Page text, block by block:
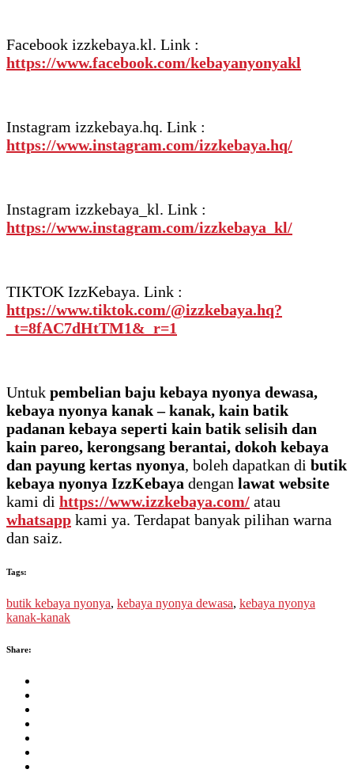
Facebook izzkebaya.kl. Link :
https://www.facebook.com/kebayanyonyakl
Instagram izzkebaya.hq. Link :
https://www.instagram.com/izzkebaya.hq/
Instagram izzkebaya_kl. Link :
https://www.instagram.com/izzkebaya_kl/
TIKTOK IzzKebaya. Link :
https://www.tiktok.com/@izzkebaya.hq?
_t=8fAC7dHtTM1&_r=1
Untuk pembelian baju kebaya nyonya dewasa,
kebaya nyonya kanak – kanak, kain batik
padanan kebaya seperti kain batik selisih dan
kain pareo, kerongsang berantai, dokoh kebaya
dan payung kertas nyonya, boleh dapatkan di butik
kebaya nyonya IzzKebaya dengan lawat website
kami di https://www.izzkebaya.com/ atau
whatsapp kami ya. Terdapat banyak pilihan warna
dan saiz.
Tags:
butik kebaya nyonya, kebaya nyonya dewasa, kebaya nyonya
kanak-kanak
Share: